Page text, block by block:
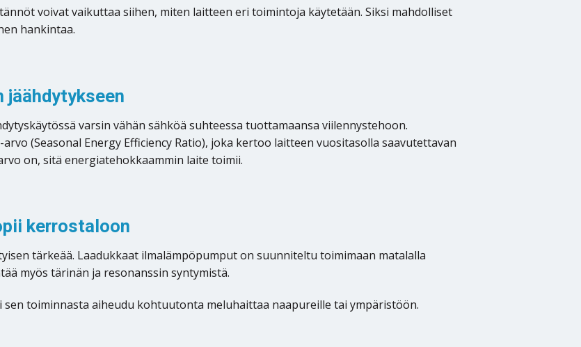
voivat vaikuttaa siihen, miten laitteen eri toimintoja käytetään. Siksi mahdolliset
hankintaa.
jäähdytykseen
varsin vähän sähköä suhteessa tuottamaansa viilennystehoon.
(Seasonal Energy Efficiency Ratio), joka kertoo laitteen vuositasolla saavutettavan
on, sitä energiatehokkaammin laite toimii.
kerrostaloon
tärkeää. Laadukkaat ilmalämpöpumput on suunniteltu toimimaan matalalla
myös tärinän ja resonanssin syntymistä.
toiminnasta aiheudu kohtuutonta meluhaittaa naapureille tai ympäristöön.